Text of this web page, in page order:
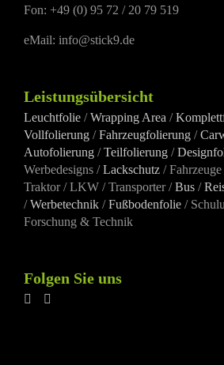
Fon: +49 (0) 95 72 / 20 79 519
eMail: info@stick9.de
Leistungsübersicht
Leuchtfolie /Wrapping Area /
Vollfolierung /Fahrzeugfolierung /
Autofolierung /Teilfolierung /
Werbedesigns /Lackschutz /
Traktor / LKW / Transporter /Bus /
/Werbetechnik /Fußbodenfolie /
Forschung & Technik
Folgen Sie uns